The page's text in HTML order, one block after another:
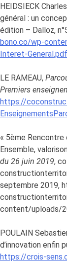
HEIDSIECK
général : un
édition – Dalloz,
bono.co/wp-
Interet-General.pdf
LE RAMEAU,
Premiers
https://
« 5ème
Ensemble,
du 26 juin 2019,
septembre 2019,
content/uploads/
POULAIN
d’innovation enfin
https://crois-